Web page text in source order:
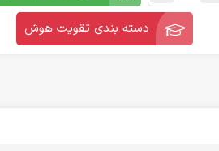
دسته بندی تقویت هوش